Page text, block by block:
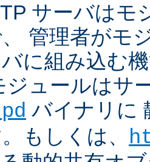
サーバはモ
管理者がモ
に組み込む
ジュールはサ
バイナリに
もしくは、